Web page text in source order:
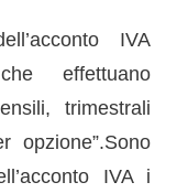
IVA
effettuano
trimestrali
opzione”.Sono
IVA i